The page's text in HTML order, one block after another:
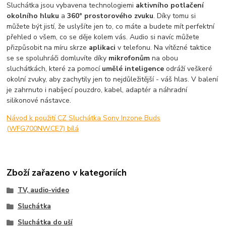
Sluchátka jsou vybavena technologiemi aktivního potlačení
okolního hluku a360° prostorového zvuku. Díky tomu si
můžete být jistí, že uslyšíte jen to, co máte a budete mít perfektní
přehled o všem, co se děje kolem vás. Audio si navíc můžete
přizpůsobit na míru skrze aplikaci v telefonu. Na vítězné taktice
se se spoluhráči domluvíte díky mikrofonům na obou
sluchátkách, které za pomocí umělé inteligence odráží veškeré
okolní zvuky, aby zachytily jen to nejdůležitější - váš hlas. V balení
je zahrnuto i nabíjecí pouzdro, kabel, adaptér a náhradní
silikonové nástavce.
Návod k použití CZ Sluchátka Sony Inzone Buds
(WFG700NW.CE7) bílá
Zboží zařazeno v kategoriích
TV, audio-video
Sluchátka
Sluchátka do uší